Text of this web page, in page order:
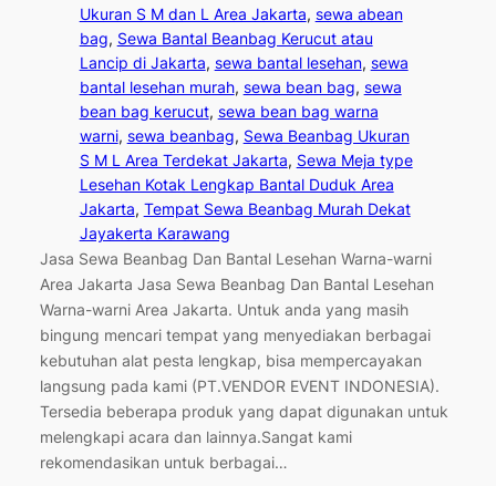
Ukuran S M dan L Area Jakarta, sewa abean
bag, Sewa Bantal Beanbag Kerucut atau
Lancip di Jakarta, sewa bantal lesehan, sewa
bantal lesehan murah, sewa bean bag, sewa
bean bag kerucut, sewa bean bag warna
warni, sewa beanbag, Sewa Beanbag Ukuran
S M L Area Terdekat Jakarta, Sewa Meja type
Lesehan Kotak Lengkap Bantal Duduk Area
Jakarta, Tempat Sewa Beanbag Murah Dekat
Jayakerta Karawang
Jasa Sewa Beanbag Dan Bantal Lesehan Warna-warni
Area Jakarta Jasa Sewa Beanbag Dan Bantal Lesehan
Warna-warni Area Jakarta. Untuk anda yang masih
bingung mencari tempat yang menyediakan berbagai
kebutuhan alat pesta lengkap, bisa mempercayakan
langsung pada kami (PT.VENDOR EVENT INDONESIA).
Tersedia beberapa produk yang dapat digunakan untuk
melengkapi acara dan lainnya.Sangat kami
rekomendasikan untuk berbagai…